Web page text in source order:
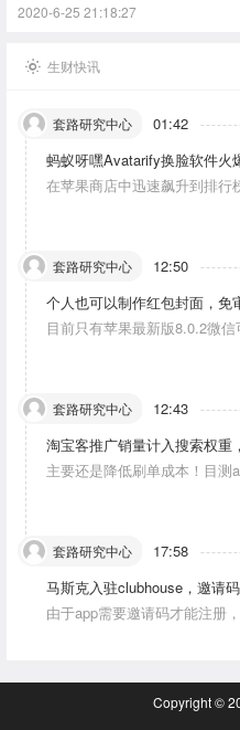
2020-6-25 21:18:27
生财快讯
套路研究中心 01:42
蚂蚁呀嘿Avatarify换脸软件火
在苹果商店中迅速飙升到排行
套路研究中心 12:50
个人也可以制作红包封面，免
目前只有苹果最新版8.0.2微
套路研究中心 12:43
淘宝客推广销量计入搜索权重
主要还是降低刷单成本！目测
套路研究中心 17:58
马斯克入驻clubhouse，邀请
由于app需要邀请码才能注册
Copyright ©